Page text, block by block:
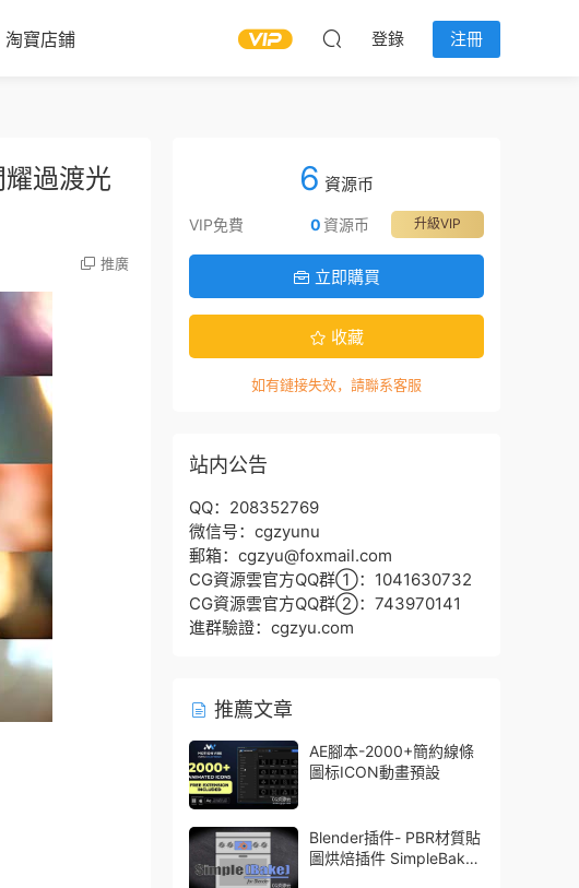
淘寶店鋪 登錄 注冊
過渡光
推廣
6 資源币
VIP免費 升級VIP
0 資源币
立即購買
收藏
如有鏈接失效，請聯系客服
站内公告
QQ：208352769
微信号：cgzyunu
郵箱：cgzyu@foxmail.com
CG資源雲官方QQ群①：1041630732
CG資源雲官方QQ群②：743970141
進群驗證：cgzyu.com
推薦文章
AE腳本-2000+簡約線條
圖标ICON動畫預設
Blender插件- PBR材質貼
圖烘焙插件 SimpleBake